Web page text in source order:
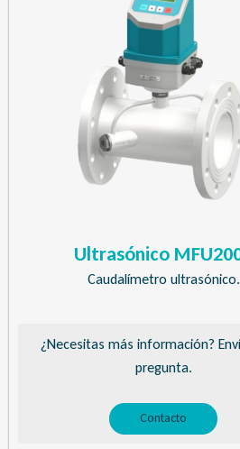
Ultrasónico
Caudalímetro ultrasónico.
¿Necesitas más información?
pregunta.
Contacto